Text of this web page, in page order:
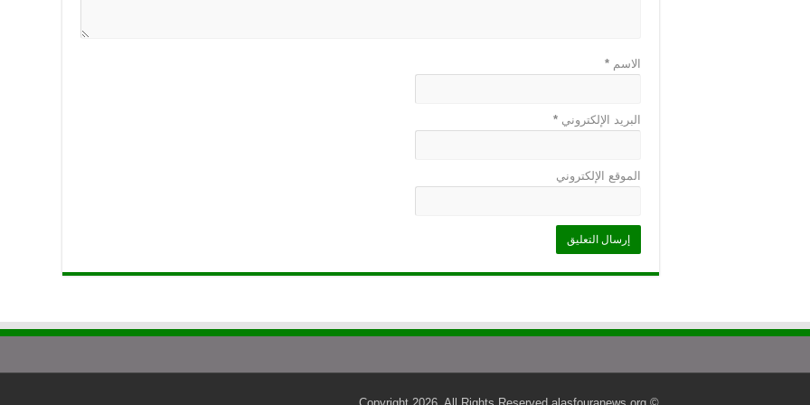
الاسم *
البريد الإلكتروني *
الموقع الإلكتروني